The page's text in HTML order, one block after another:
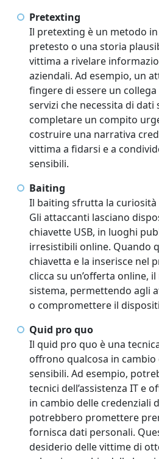
Pretexting
Il pretexting è un metodo in
pretesto o una storia
vittima a rivelare
aziendali. Ad esempio, un
fingere di essere un
servizi che necessita di dati
completare un compito
costruire una narrativa
vittima a fidarsi e a
sensibili.
Baiting
Il baiting sfrutta la curiosità
Gli attaccanti lasciano
chiavette USB, in luoghi
irresistibili online. Quando
chiavetta e la inserisce nel
clicca su un’offerta online,
sistema, permettendo agli
o compromettere il
Quid pro quo
Il quid pro quo è una
offrono qualcosa in
sensibili. Ad esempio,
tecnici dell’assistenza IT e
in cambio delle credenziali
potrebbero promettere
fornisca dati personali.
desiderio delle vittime di